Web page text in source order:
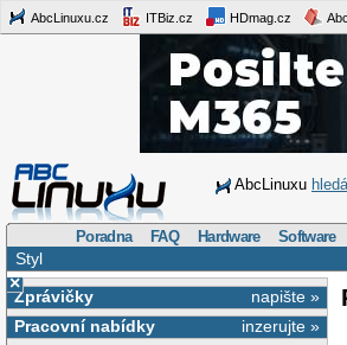
AbcLinuxu.cz ITBiz.cz HDmag.cz
AbcLinuxu
Poradna FAQ Hardware Software
Styl
×
napište »
Zprávičky
inzerujte »
Pracovní nabídky